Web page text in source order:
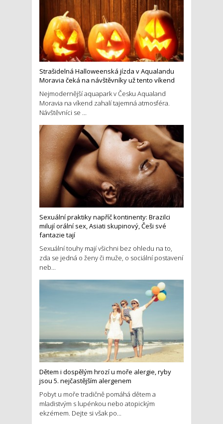
Strašidelná Halloweenská jízda v Aqualandu
Moravia čeká na návštěvníky už tento víkend
Nejmodernější aquapark v Česku Aqualand
Moravia na víkend zahalí tajemná atmosféra.
Návštěvníci se ...
Sexuální praktiky napříč kontinenty: Brazilci
milují orální sex, Asiati skupinový, Češi své
fantazie tají
Sexuální touhy mají všichni bez ohledu na to,
zda se jedná o ženy či muže, o sociální postavení
neb...
Dětem i dospělým hrozí u moře alergie, ryby
jsou 5. nejčastějším alergenem
Pobyt u moře tradičně pomáhá dětem a
mladistvým s lupénkou nebo atopickým
ekzémem. Dejte si však po...